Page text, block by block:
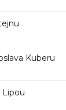
Kuberu
Lipou